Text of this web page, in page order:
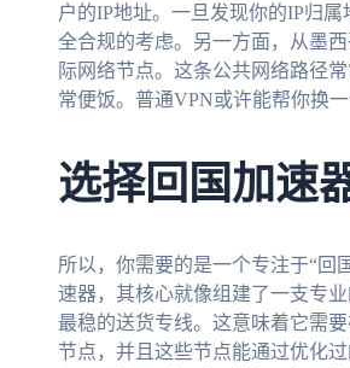
户的IP地址。一旦发现你的IP归
全合规的考虑。另一方面，从墨
际网络节点。这条公共网络路径
常便饭。普通VPN或许能帮你换
选择回国加速
所以，你需要的是一个专注于“回
速器，其核心就像组建了一支专
最稳的送货专线。这意味着它需
节点，并且这些节点能通过优化